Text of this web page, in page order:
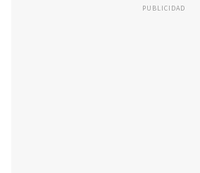
PUBLICIDAD